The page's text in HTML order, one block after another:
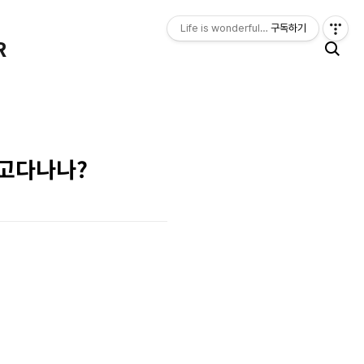
다나나?
Life is wonderful, happy. LIFE LOGGER
구독하기